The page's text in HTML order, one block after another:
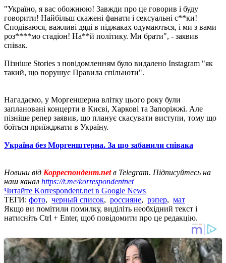
"Україно, я вас обожнюю! Завжди про це говорив і буду
говорити! Найбільш скажені фанати і сексуальні с**ки!
Сподіваюся, важливі дяді в піджаках одумаються, і ми з вами
роз****мо стадіон! На**й політику. Ми брати", - заявив
співак.
Пізніше Stories з повідомленням було видалено Instagram "як
такий, що порушує Правила спільноти".
Нагадаємо, у Моргеншерна влітку цього року були
заплановані концерти в Києві, Харкові та Запоріжжі. Але
пізніше репер заявив, що планує скасувати виступи, тому що
боїться приїжджати в Україну.
Україна без Моргенштерна. За що забанили співака
Новини від Корреспондент.netв Telegram. Підписуйтесь на
наш канал https://t.me/korrespondentnet
Читайте Korrespondent.net в Google News
ТЕГИ: фото, черный список, россияне, рэпер, мат
Якщо ви помітили помилку, виділіть необхідний текст і
натисніть Ctrl + Enter, щоб повідомити про це редакцію.